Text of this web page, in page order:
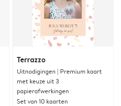
Terrazzo
Uitnodigingen | Premium kaart
met keuze uit 3
papierafwerkingen
Set van 10 kaarten